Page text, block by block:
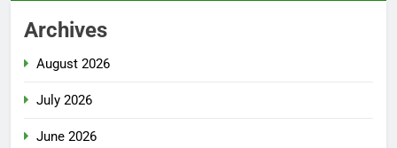
Archives
August 2026
July 2026
June 2026